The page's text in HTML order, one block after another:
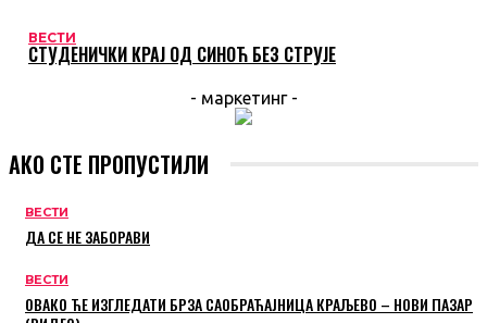
ВЕСТИ
СТУДЕНИЧКИ КРАЈ ОД СИНОЋ БЕЗ СТРУЈЕ
- маркетинг -
АКО СТЕ ПРОПУСТИЛИ
ВЕСТИ
ДА СЕ НЕ ЗАБОРАВИ
ВЕСТИ
ОВАКО ЋЕ ИЗГЛЕДАТИ БРЗА САОБРАЋАЈНИЦА КРАЉЕВО – НОВИ ПАЗАР